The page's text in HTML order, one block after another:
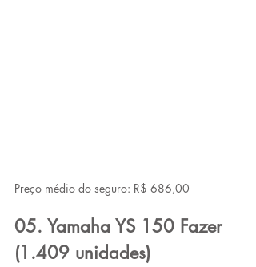
Preço médio do seguro: R$ 686,00
05. Yamaha YS 150 Fazer
(1.409 unidades)